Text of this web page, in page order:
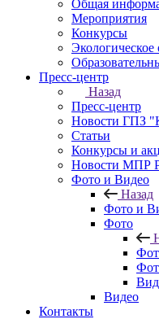
Общая
Мероприятия
Конкурсы
Экологическое
Пресс-центр
Назад
Пресс-центр
Новости ГПЗ
Статьи
Конкурсы и
Новости МПР
Фото и Видео
Назад
Фото и
Фото
Видео
Контакты